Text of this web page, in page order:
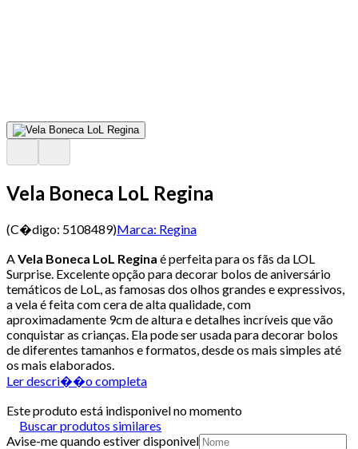
Vela Boneca LoL Regina
(C�digo: 5108489)Marca: Regina
AVela Boneca LoL Regina é perfeita para os fãs da LOL
Surprise. Excelente opção para decorar bolos de aniversário
temáticos de LoL, as famosas dos olhos grandes e expressivos,
a vela é feita com cera de alta qualidade, com
aproximadamente 9cm de altura e detalhes incríveis que vão
conquistar as crianças. Ela pode ser usada para decorar bolos
de diferentes tamanhos e formatos, desde os mais simples até
os mais elaborados.
Ler descri��o completa
Este produto está indisponivel no momento
Buscar produtos similares
Avise-me quando estiver disponivel